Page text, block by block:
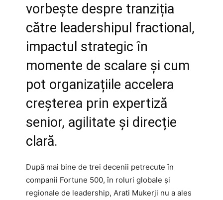
vorbește despre tranziția
către leadershipul fractional,
impactul strategic în
momente de scalare și cum
pot organizațiile accelera
creșterea prin expertiză
senior, agilitate și direcție
clară.
După mai bine de trei decenii petrecute în
companii Fortune 500, în roluri globale și
regionale de leadership, Arati Mukerji nu a ales